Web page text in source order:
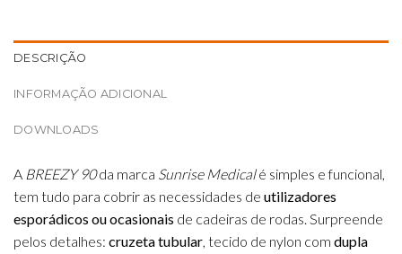
DESCRIÇÃO
INFORMAÇÃO ADICIONAL
DOWNLOADS
A BREEZY 90da marca Sunrise Medicalé simples e funcional,
tem tudo para cobrir as necessidades de utilizadores
esporádicos ou ocasionais de cadeiras de rodas. Surpreende
pelos detalhes: cruzeta tubular, tecido de nylon com dupla